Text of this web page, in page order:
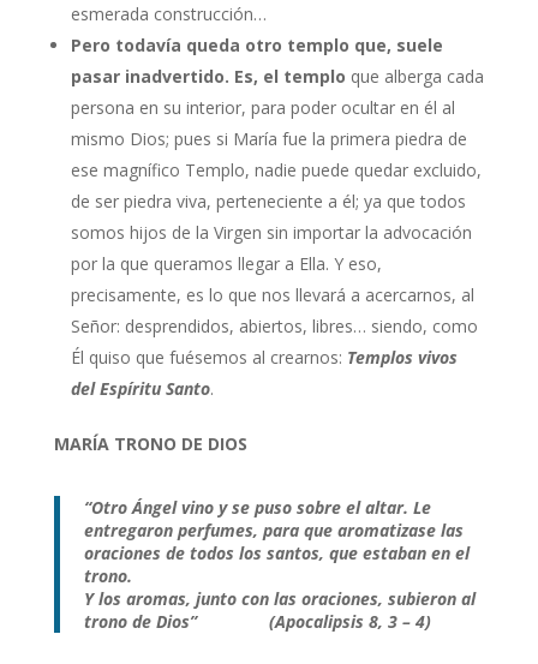
esmerada construcción…
Pero todavía queda otro templo que, suele
pasar inadvertido. Es, el templo que alberga cada
persona en su interior, para poder ocultar en él al
mismo Dios; pues si María fue la primera piedra de
ese magnífico Templo, nadie puede quedar excluido,
de ser piedra viva, perteneciente a él; ya que todos
somos hijos de la Virgen sin importar la advocación
por la que queramos llegar a Ella. Y eso,
precisamente, es lo que nos llevará a acercarnos, al
Señor: desprendidos, abiertos, libres… siendo, como
Él quiso que fuésemos al crearnos: Templos vivos
del Espíritu Santo.
MARÍA TRONO DE DIOS
“Otro Ángel vino y se puso sobre el altar. Le
entregaron perfumes, para que aromatizase las
oraciones de todos los santos, que estaban en el
trono.
Y los aromas, junto con las oraciones, subieron al
trono de Dios” (Apocalipsis 8, 3 – 4)